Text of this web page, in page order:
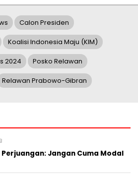
Calon Presiden
Koalisi Indonesia Maju (KIM)
2024 Posko Relawan
Relawan Prabowo-Gibran
Perjuangan: Jangan Cuma Modal